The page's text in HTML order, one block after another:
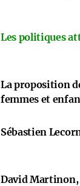
Les politiques
La proposition
femmes et
Sébastien
David Martinon,